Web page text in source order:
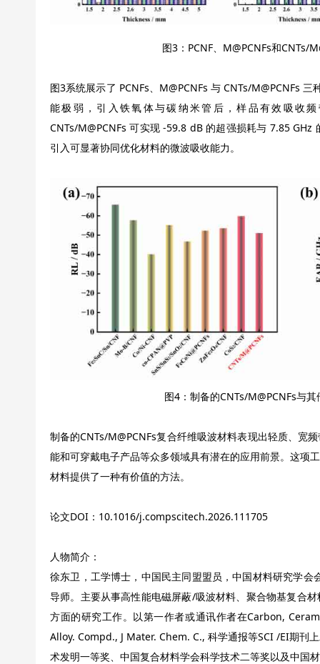
图3：PCNF、M@PCNFs和CNTs/
图3系统展示了 PCNFs、M@PCNFs 与 CNTs/M@PCNFs
能极弱，引入铁氧体与碳纳米管后，样品有效吸收
CNTs/M@PCNFs 可实现 ‑59.8 dB 的超强损耗与 7.85
引入可显著协同优化材料的微波吸收能力。
图4：制备的CNTs/M@PCNFs与
制备的CNTs/M@PCNFs复合纤维吸波材料表现出轻质、宽
能和可穿戴电子产品等众多领域具有潜在的应用前景。这项
材料提供了一种有价值的方法。
论文DOI： 10.1016/j.compscitech.2026.111705
人物简介：
徐东卫，工学博士，中国民主同盟盟员，中国材料研究学
导师。主要从事高性能电磁屏蔽/吸波材料、聚合物基复合
方面的研究工作。以第一作者或通讯作者在Carbon,
Alloy. Compd., J Mater. Chem. C., 科学通报等SCI /EI期刊
术发明一等奖、中国复合材料学会科学技术二等奖以及中国